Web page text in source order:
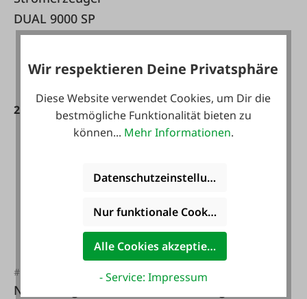
DUAL 9000 SP
2.699,00 €*
5.990,00 €*
#FA115920
Notstromgenerator
-17 %
Wir respektieren Deine Privatsphäre
Diese Website verwendet Cookies, um Dir die
bestmögliche Funktionalität bieten zu
können... Mehr Informationen.
Datenschutzeinstellungen
Nur funktionale Cookies akzeptieren
Alle Cookies akzeptieren
- Service: Impressum